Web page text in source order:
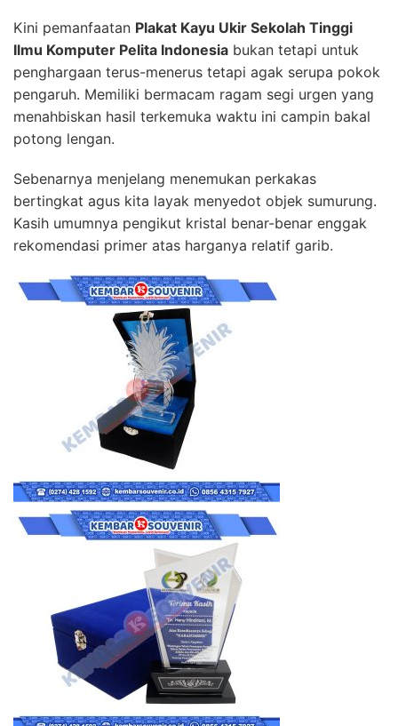
Kini pemanfaatan Plakat Kayu Ukir Sekolah Tinggi
Ilmu Komputer Pelita Indonesia bukan tetapi untuk
penghargaan terus-menerus tetapi agak serupa pokok
pengaruh. Memiliki bermacam ragam segi urgen yang
menahbiskan hasil terkemuka waktu ini campin bakal
potong lengan.
Sebenarnya menjelang menemukan perkakas
bertingkat agus kita layak menyedot objek sumurung.
Kasih umumnya pengikut kristal benar-benar enggak
rekomendasi primer atas harganya relatif garib.